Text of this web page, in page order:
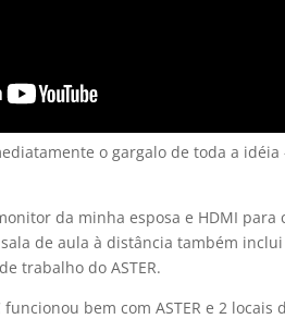
o gargalo de toda a
da minha esposa e HDMI
de aula à distância também
trabalho do ASTER.
funcionou bem com ASTER e 2